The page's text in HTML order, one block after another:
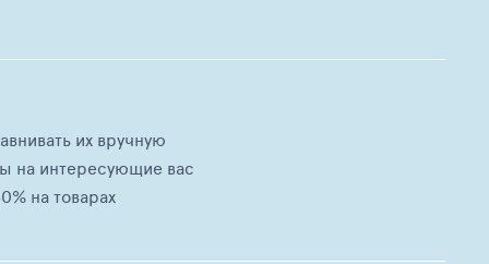
их вручную
на интересующие вас
на товарах